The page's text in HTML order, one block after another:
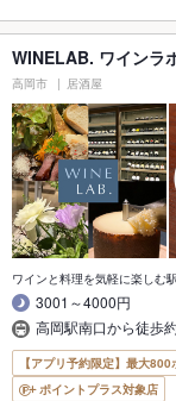
WINELAB. ワインラ
高岡市 居酒屋
ワインと料理を気軽に楽しむ
3001～4000円
高岡駅南口から徒歩
【アプリ予約限定】最大
ポイントプラス対象店